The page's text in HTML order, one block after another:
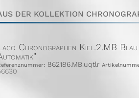
DER KOLLEKTION
Chronographen Kiel.2.MB
862186.MB.uqtlr